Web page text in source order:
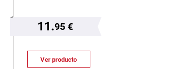
11.95 €
Ver producto